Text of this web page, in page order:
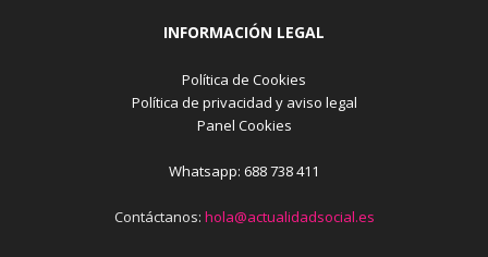
INFORMACIÓN LEGAL
Política de Cookies
Política de privacidad y aviso legal
Panel Cookies
Whatsapp: 688 738 411
Contáctanos: hola@actualidadsocial.es